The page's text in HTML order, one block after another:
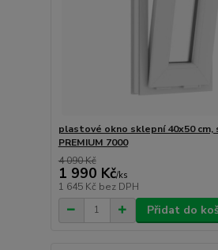
plastové okno sklepní 40x50 cm,
PREMIUM 7000
4 090 Kč
1 990 Kč/ks
1 645 Kč bez DPH
Přidat do